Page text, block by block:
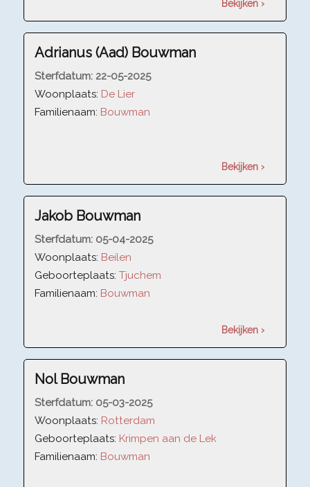
Bekijken ›
Adrianus (Aad) Bouwman
Sterfdatum: 22-05-2025
Woonplaats: De Lier
Familienaam: Bouwman
Bekijken ›
Jakob Bouwman
Sterfdatum: 05-04-2025
Woonplaats: Beilen
Geboorteplaats: Tjuchem
Familienaam: Bouwman
Bekijken ›
Nol Bouwman
Sterfdatum: 05-03-2025
Woonplaats: Rotterdam
Geboorteplaats: Krimpen aan de Lek
Familienaam: Bouwman